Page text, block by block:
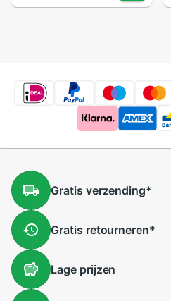
X/8/7/6S/6 Plus 6 P
Gratis verzending*
Gratis retourneren*
Lageprijzen